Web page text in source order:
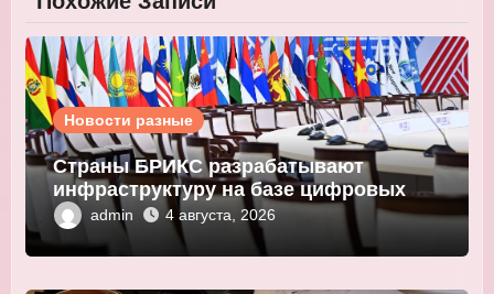
Новости разные
Страны БРИКС разрабатывают
инфраструктуру на базе цифровых
валют центробанков
admin 4 августа, 2026